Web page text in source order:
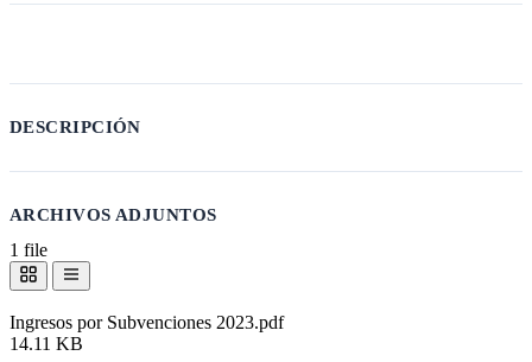
DESCRIPCIÓN
ARCHIVOS ADJUNTOS
1 file
Ingresos por Subvenciones 2023.pdf
14.11 KB